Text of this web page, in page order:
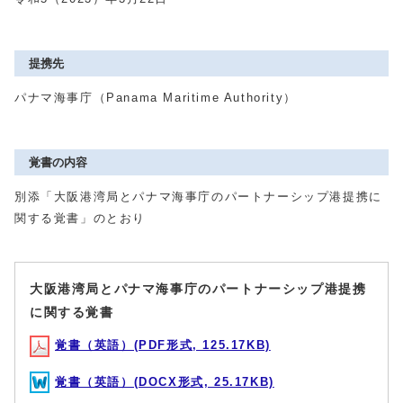
提携先
パナマ海事庁（Panama Maritime Authority）
覚書の内容
別添「⼤阪港湾局とパナマ海事庁のパートナーシップ港提携に
関する覚書」のとおり
⼤阪港湾局とパナマ海事庁のパートナーシップ港提携
に関する覚書
覚書（英語）(PDF形式, 125.17KB)
覚書（英語）(DOCX形式, 25.17KB)